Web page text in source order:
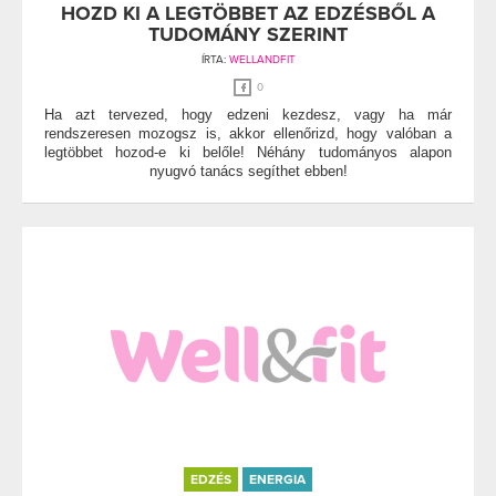
HOZD KI A LEGTÖBBET AZ EDZÉSBŐL A
TUDOMÁNY SZERINT
ÍRTA: WELLANDFIT
0
Ha azt tervezed, hogy edzeni kezdesz, vagy ha már
rendszeresen mozogsz is, akkor ellenőrizd, hogy valóban a
legtöbbet hozod-e ki belőle! Néhány tudományos alapon
nyugvó tanács segíthet ebben!
EDZÉS ENERGIA